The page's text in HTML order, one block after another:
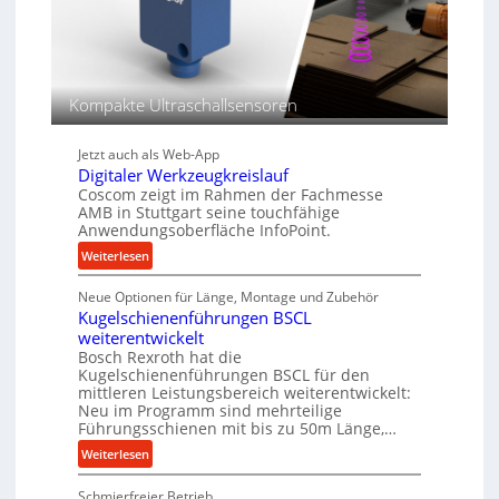
e
i
h
i
d
e
t
r
i
e
b
e
f
ü
r
r
a
u
e
U
m
Kompakte Ultraschallsensoren
Jetzt auch als Web-App
Digitaler Werkzeugkreislauf
Coscom zeigt im Rahmen der Fachmesse
AMB in Stuttgart seine touchfähige
Anwendungsoberfläche InfoPoint.
Weiterlesen:
D
i
g
i
t
a
e
r
W
Neue Optionen für Länge, Montage und Zubehör
Kugelschienenführungen BSCL
weiterentwickelt
Bosch Rexroth hat die
Kugelschienenführungen BSCL für den
mittleren Leistungsbereich weiterentwickelt:
Neu im Programm sind mehrteilige
Führungsschienen mit bis zu 50m Länge,…
Weiterlesen:
K
u